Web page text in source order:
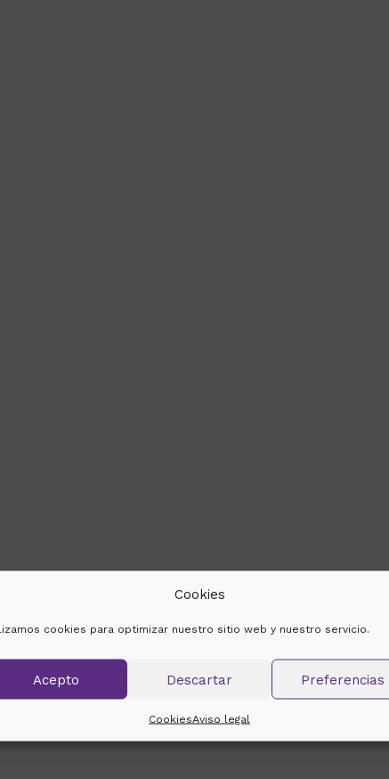
Cookies
cookies para optimizar nuestro sitio web y nuestro servicio.
Acepto Descartar Preferencias
CookiesAviso legal